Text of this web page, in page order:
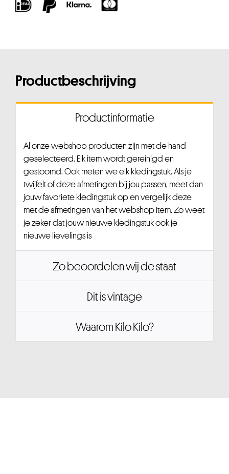
Productbeschrijving
Productinformatie
Al onze webshop producten zijn met de hand
geselecteerd. Elk item wordt gereinigd en
gestoomd. Ook meten we elk kledingstuk. Als je
twijfelt of deze afmetingen bij jou passen, meet dan
jouw favoriete kledingstuk op en vergelijk deze
met de afmetingen van het webshop item. Zo weet
je zeker dat jouw nieuwe kledingstuk ook je
nieuwe lievelings is
Zo beoordelen wij de staat
Dit is vintage
Waarom Kilo Kilo?